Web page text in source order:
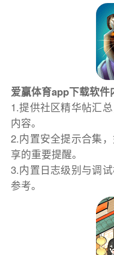
爱赢体育app下载软件
1.提供社区精华帖汇
内容。
2.内置安全提示合集
享的重要提醒。
3.内置日志级别与调
参考。